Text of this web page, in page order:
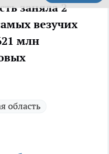
заняла 2
везучих
млн
область